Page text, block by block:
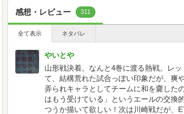
感想・レビュー 311
全て表示 ネタバレ
やいとや
山形戦決着。なんと4巻に渡る熱戦。レ
て、結構荒れた試合っぽい印象だが、爽
弄られキャラとしてチームに和を齎した
はもう受けている」というエールの交換
つうか描いて欲しい！次は川崎戦だが、